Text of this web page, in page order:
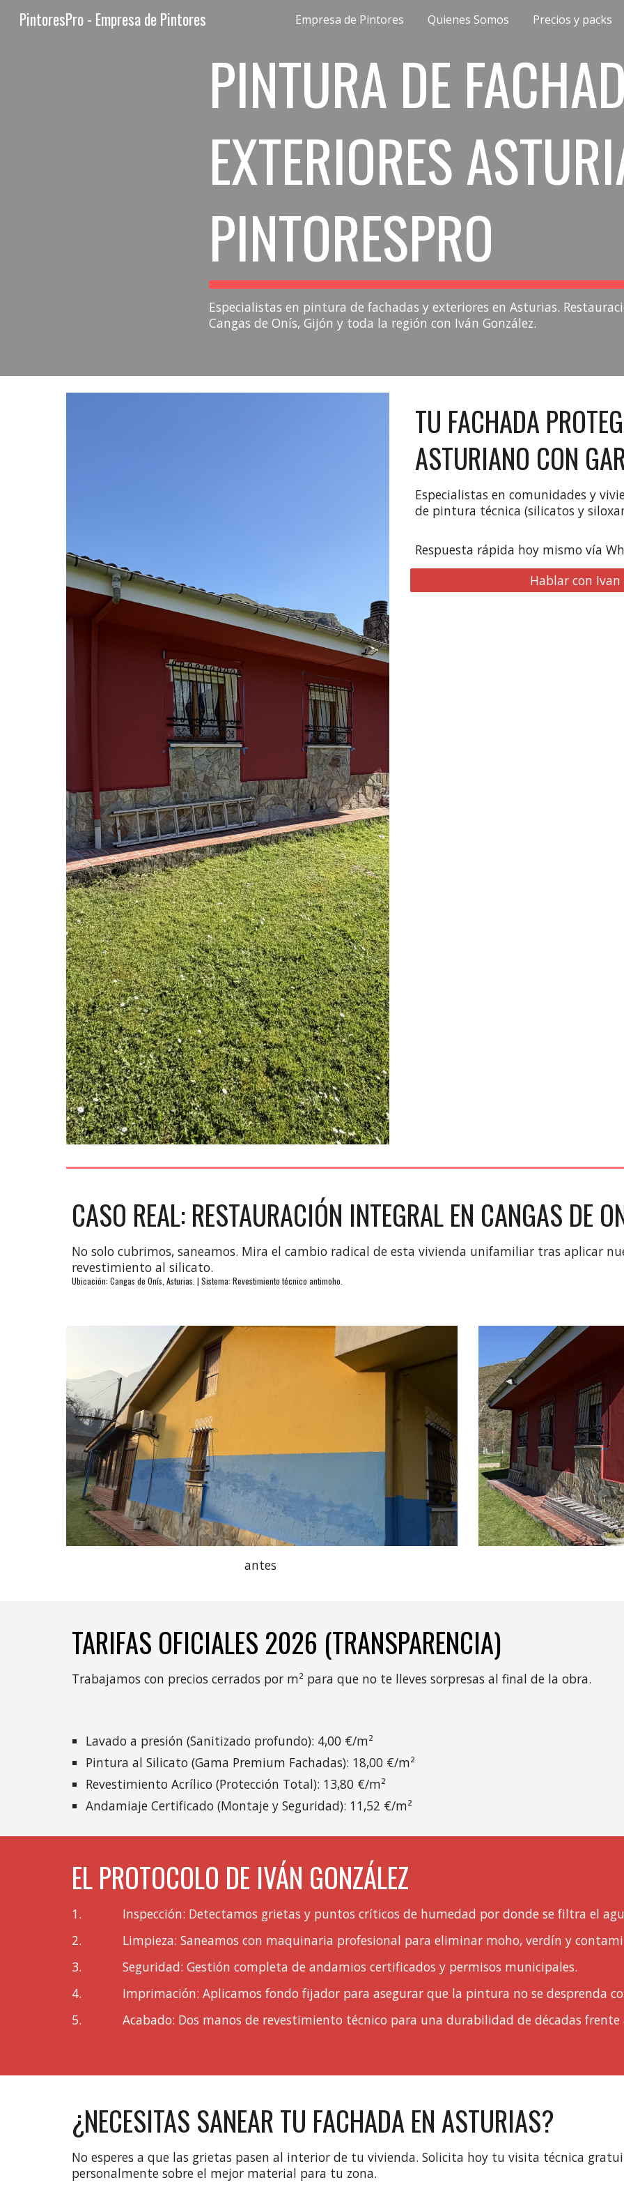
Skip to main content Skip to
PintoresPro - Empresa de Pintores Empresa de Pintores Quienes Somos Precios y packs
PINTURA DE
EXTERIORES
PINTORESPRO
Especialistas en pintura de fachadas y exteriores en Asturias.
Cangas de Onís, Gijón y toda la región con Iván González.
TU FACHADA
ASTURIANO CON
Especialistas en comunidades y
de pintura técnica (silicatos y
Respuesta rápida hoy mismo vía
Hablar con
CASO REAL: RESTAURACIÓN INTEGRAL EN CANGAS DE
No solo cubrimos, saneamos. Mira el cambio radical de esta vivienda unifamiliar tras aplicar
revestimiento al silicato.
Ubicación: Cangas de Onís, Asturias. | Sistema: Revestimiento técnico antimoho.
antes
TARIFAS OFICIALES 2026 (TRANSPARENCIA)
Trabajamos con precios cerrados por m² para que no te lleves sorpresas al final de la obra.
Lavado a presión (Sanitizado profundo): 4,00 €/m²
Pintura al Silicato (Gama Premium Fachadas): 18,00 €/m²
Revestimiento Acrílico (Protección Total): 13,80 €/m²
Andamiaje Certificado (Montaje y Seguridad): 11,52 €/m²
EL PROTOCOLO DE IVÁN GONZÁLEZ
1.
Inspección: Detectamos grietas y puntos críticos de humedad por donde se filtra el
2.
Limpieza: Saneamos con maquinaria profesional para eliminar moho, verdín y
3.
Seguridad: Gestión completa de andamios certificados y permisos municipales.
4.
Imprimación: Aplicamos fondo fijador para asegurar que la pintura no se desprenda
5.
Acabado: Dos manos de revestimiento técnico para una durabilidad de décadas
¿NECESITAS SANEAR TU FACHADA EN ASTURIAS?
No esperes a que las grietas pasen al interior de tu vivienda. Solicita hoy tu visita técnica
personalmente sobre el mejor material para tu zona.